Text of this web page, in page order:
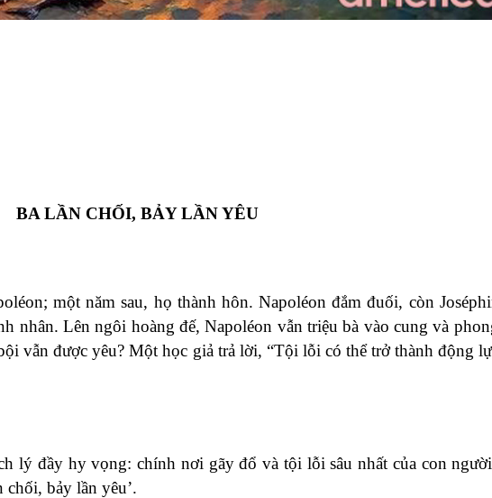
BA LẦN CHỐI, BẢY LẦN YÊU
một năm sau, họ thành hôn. Napoléon đắm đuối, còn
nhân. Lên ngôi hoàng đế, Napoléon vẫn triệu bà vào cung và
vẫn được yêu? Một học giả trả lời, “Tội lỗi có thể trở thành động
lý đầy hy vọng: chính nơi gãy đổ và tội lỗi sâu nhất của con
chối, bảy lần yêu’.